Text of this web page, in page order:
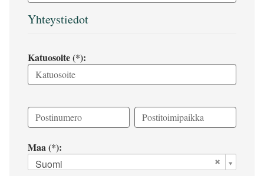
Yhteystiedot
Katuosoite (*):
Maa (*):
Suomi